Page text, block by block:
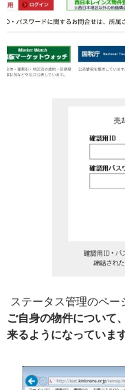
ステータス管理のペー
ご自身の物件について
来るようになっていま